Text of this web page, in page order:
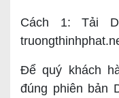
Cách 1: Tải
Để quý khách
đúng phiên bản